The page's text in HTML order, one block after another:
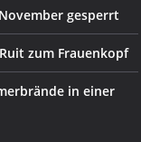
gesperrt
zum Frauenkopf
in einer